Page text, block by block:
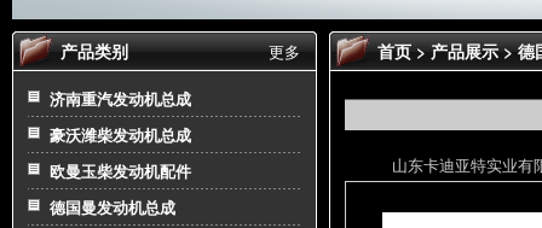
更多
产品类别
济南重汽发动机总成
豪沃潍柴发动机总成
欧曼玉柴发动机配件
德国曼发动机总成
首页>产品展示>德
山东卡迪亚特实业有